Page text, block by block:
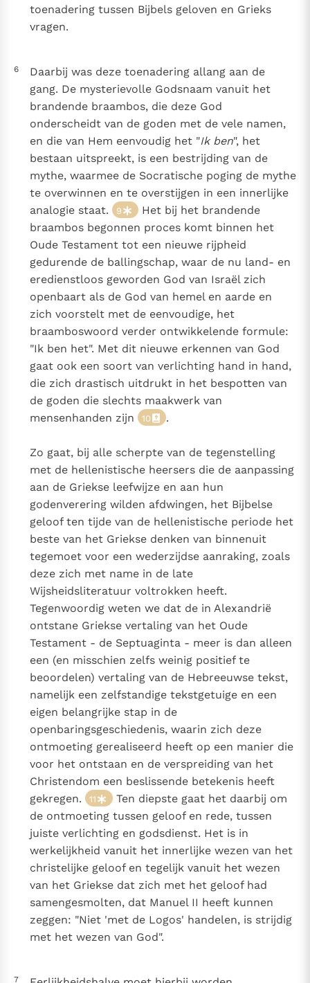
toenadering tussen Bijbels geloven en Grieks
vragen.
6
Daarbij was deze toenadering allang aan de
gang. De mysterievolle Godsnaam vanuit het
brandende braambos, die deze God
onderscheidt van de goden met de vele namen,
en die van Hem eenvoudig het "Ik ben", het
bestaan uitspreekt, is een bestrijding van de
mythe, waarmee de Socratische poging de mythe
te overwinnen en te overstijgen in een innerlijke
analogie staat.
9
Het bij het brandende
braambos begonnen proces komt binnen het
Oude Testament tot een nieuwe rijpheid
gedurende de ballingschap, waar de nu land- en
eredienstloos geworden God van Israël zich
openbaart als de God van hemel en aarde en
zich voorstelt met de eenvoudige, het
braamboswoord verder ontwikkelende formule:
"Ik ben het". Met dit nieuwe erkennen van God
gaat ook een soort van verlichting hand in hand,
die zich drastisch uitdrukt in het bespotten van
de goden die slechts maakwerk van
mensenhanden zijn
10 .
Zo gaat, bij alle scherpte van de tegenstelling
met de hellenistische heersers die de aanpassing
aan de Griekse leefwijze en aan hun
godenverering wilden afdwingen, het Bijbelse
geloof ten tijde van de hellenistische periode het
beste van het Griekse denken van binnenuit
tegemoet voor een wederzijdse aanraking, zoals
deze zich met name in de late
Wijsheidsliteratuur voltrokken heeft.
Tegenwoordig weten we dat de in Alexandrië
ontstane Griekse vertaling van het Oude
Testament - de Septuaginta - meer is dan alleen
een (en misschien zelfs weinig positief te
beoordelen) vertaling van de Hebreeuwse tekst,
namelijk een zelfstandige tekstgetuige en een
eigen belangrijke stap in de
openbaringsgeschiedenis, waarin zich deze
ontmoeting gerealiseerd heeft op een manier die
voor het ontstaan en de verspreiding van het
Christendom een beslissende betekenis heeft
gekregen.
11
Ten diepste gaat het daarbij om
de ontmoeting tussen geloof en rede, tussen
juiste verlichting en godsdienst. Het is in
werkelijkheid vanuit het innerlijke wezen van het
christelijke geloof en tegelijk vanuit het wezen
van het Griekse dat zich met het geloof had
samengesmolten, dat Manuel II heeft kunnen
zeggen: "Niet 'met de Logos' handelen, is strijdig
met het wezen van God".
7